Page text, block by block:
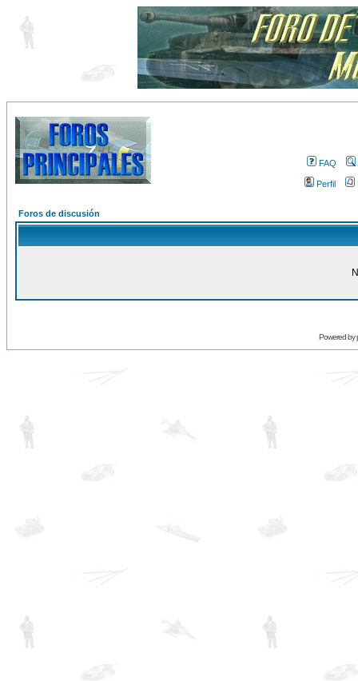
FAQ
Perfil
Foros de discusión
Powered by